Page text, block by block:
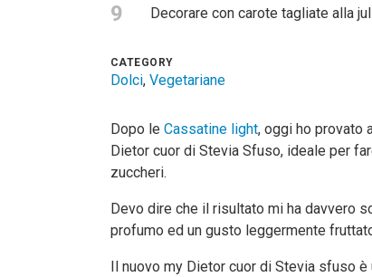
9 Decorare con carote tagliate alla
CATEGORY
Dolci, Vegetariane
Dopo le Cassatine light, oggi ho provato
Dietor cuor di Stevia Sfuso, ideale per
zuccheri.
Devo dire che il risultato mi ha davvero
profumo ed un gusto leggermente
Il nuovo my Dietor cuor di Stevia sfuso